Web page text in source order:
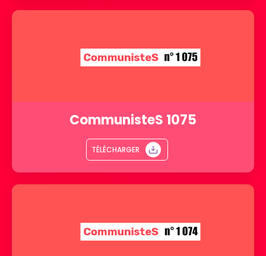
CommunisteS 1075
TÉLÉCHARGER